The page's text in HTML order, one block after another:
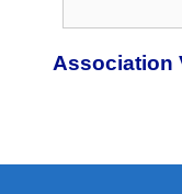
Association